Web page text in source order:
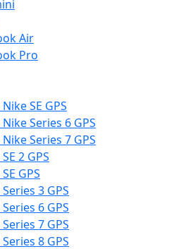
Air
Pro
SE GPS
Series 6 GPS
Series 7 GPS
2 GPS
GPS
3 GPS
6 GPS
7 GPS
8 GPS